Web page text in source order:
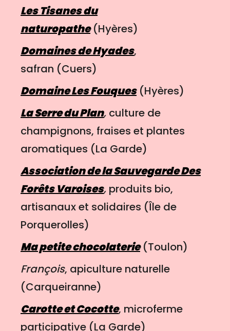
Les Tisanes du
naturopathe (Hyères)
Domaines de Hyades,
safran (Cuers)
Domaine Les Fouques(Hyères)
La Serre du Plan, culture de
champignons, fraises et plantes
aromatiques (La Garde)
Association de la Sauvegarde Des
Forêts Varoises, produits bio,
artisanaux et solidaires (Île de
Porquerolles)
Ma petite chocolaterie(Toulon)
François, apiculture naturelle
(Carqueiranne)
Carotte et Cocotte, microferme
participative (La Garde)